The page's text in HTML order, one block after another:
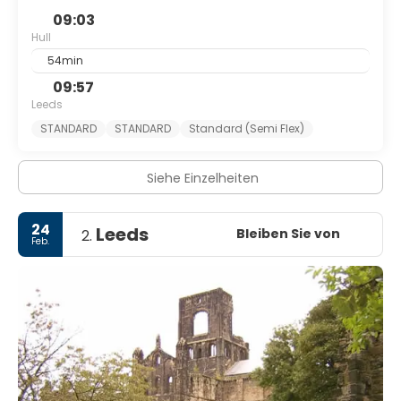
09:03
Hull
54min
09:57
Leeds
STANDARD
STANDARD Standard (Semi Flex)
Siehe Einzelheiten
24
Feb. 2. Leeds Bleiben Sie von